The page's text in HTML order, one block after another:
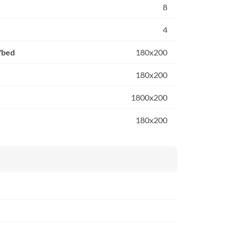
8
4
180x200
180x200
1800x200
180x200